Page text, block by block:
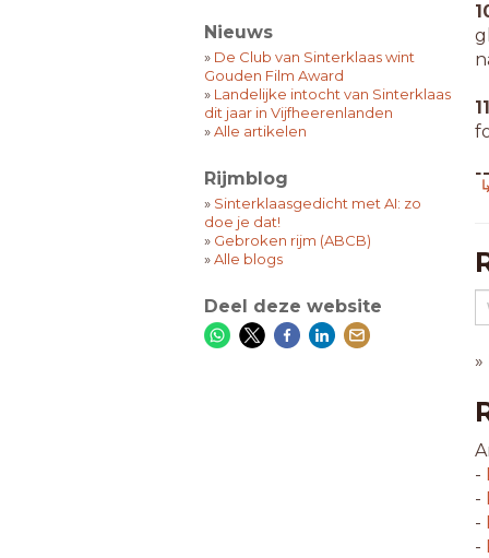
Nieuws
» De Club van Sinterklaas wint
Gouden Film Award
» Landelijke intocht van Sinterklaas
dit jaar in Vijfheerenlanden
»Alle artikelen
Rijmblog
» Sinterklaasgedicht met AI: zo
doe je dat!
» Gebroken rijm (ABCB)
»Alle blogs
Deel deze website
-
-
-
-